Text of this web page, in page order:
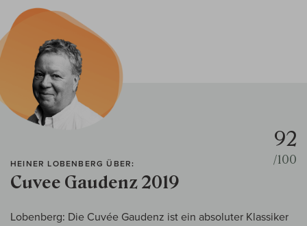
HEINER LOBENBERG ÜBER:
Cuvee Gaudenz 2019
92
/100
Lobenberg: Die Cuvée Gaudenz ist ein absoluter Klassiker